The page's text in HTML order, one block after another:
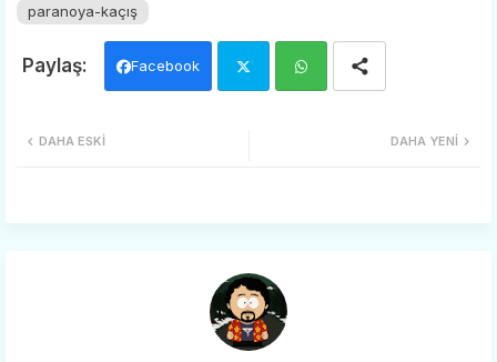
paranoya-kaçış
Facebook
DAHA YENI
DAHA ESKI